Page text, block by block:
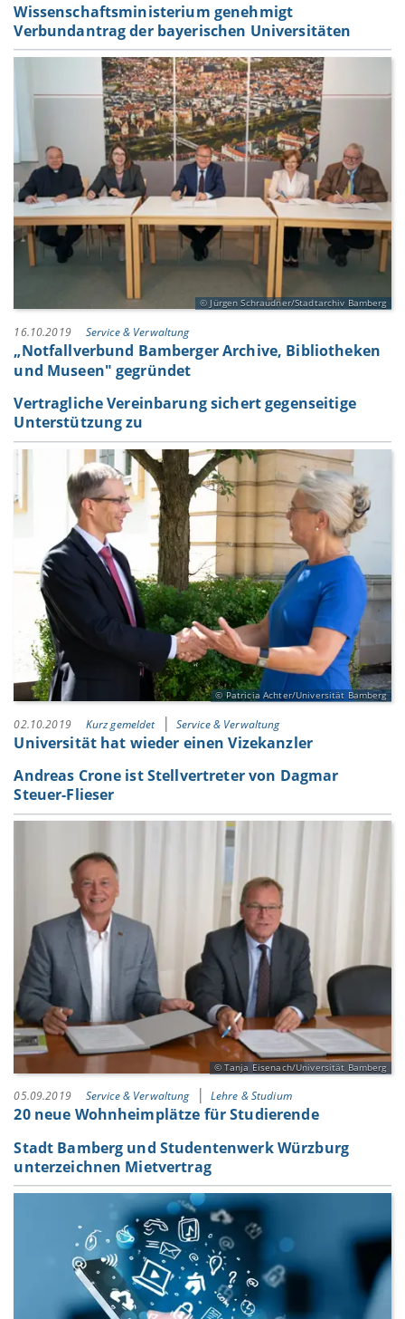
Wissenschaftsministerium genehmigt
Verbundantrag der bayerischen Universitäten
Jürgen Schraudner/Stadtarchiv Bamberg
16.10.2019 Service & Verwaltung
„Notfallverbund Bamberger Archive, Bibliotheken
und Museen" gegründet
Vertragliche Vereinbarung sichert gegenseitige
Unterstützung zu
Patricia Achter/Universität Bamberg
02.10.2019 Kurz gemeldet Service & Verwaltung
Universität hat wieder einen Vizekanzler
Andreas Crone ist Stellvertreter von Dagmar
Steuer-Flieser
Tanja Eisenach/Universität Bamberg
05.09.2019 Service & Verwaltung Lehre & Studium
20 neue Wohnheimplätze für Studierende
Stadt Bamberg und Studentenwerk Würzburg
unterzeichnen Mietvertrag